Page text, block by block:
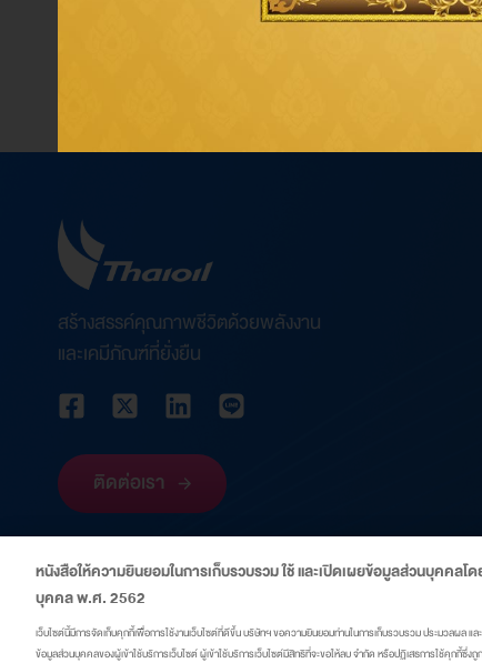
ประวัติการอบรมอื่นๆ
สร้างสรรค์คุณภาพชีวิตด้วยพลังงาน
และเคมีภัณฑ์ที่ยั่งยืน
ติดต่อเรา
หนังสือให้ความยินยอมในการเก็บรวบรวม ใช้ และเปิดเผยข้อมูลส่วนบุคค
บุคคล พ.ศ. 2562
เว็บไซต์นี้มีการจัดเก็บคุกกี้เพื่อการใช้งานเว็บไซต์ที่ดีขึ้น บริษัทฯ ขอความยินยอมท่านในการเก็บรวบรวม ประมวลผล แล
ข้อมูลส่วนบุคคลของผู้เข้าใช้บริการเว็บไซต์ ผู้เข้าใช้บริการเว็บไซต์มีสิทธิที่จะขอให้ลบ จำกัด หรือปฏิเสธการใช้คุกกี้ซึ่